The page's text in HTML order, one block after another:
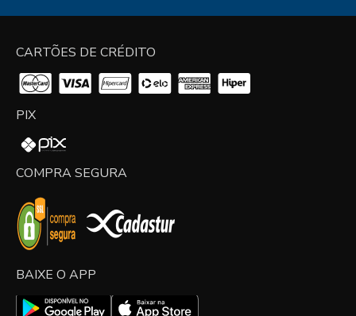
CARTÕES DE CRÉDITO
PIX
COMPRA SEGURA
BAIXE O APP